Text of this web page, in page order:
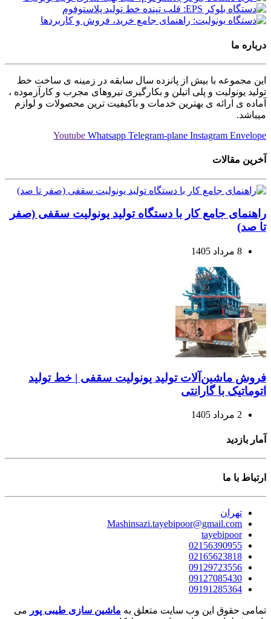
درباره ما
این مجموعه با بیش از پانزده سال سابقه در زمینه ی ساخت خط
تولید یونولیت و پلی اتیلن و بکارگیری نیروهای مجرب و کارآزموده ،
آماده ی ارائه ی بهترین خدمات و باکیفیت ترین محصولات و لوازم
میباشد.
Youtube Whatsapp Telegram-plane Instagram Envelope
آخرین مقالات
راهنمای جامع کار با دستگاه تولید یونولیت سقفی (صفر
تا صد)
8 مرداد 1405
فروش ماشین‌آلات تولید یونولیت سقفی | خط تولید
اتوماتیک با گارانتی
2 مرداد 1405
آمار بازدید
ارتباط با ما
تهران
Mashinsazi.tayebipoor@gmail.com
tayebipoor
02156390955
02165623818
09129723556
09127085430
09191285364
تمامی حقوق این وب سایت متعلق به ماشین سازی طیبی پور می